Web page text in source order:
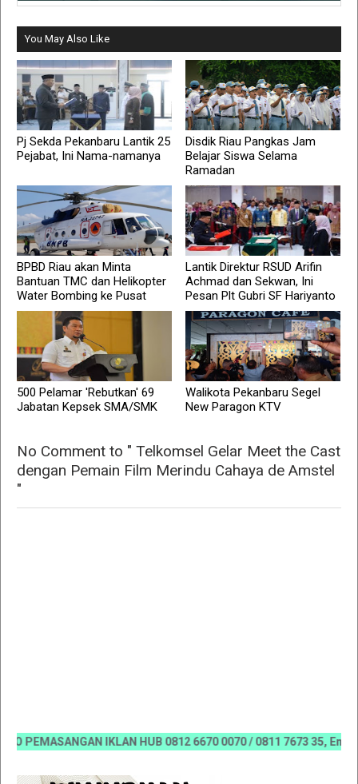
You May Also Like
Pj Sekda Pekanbaru Lantik 25
Pejabat, Ini Nama-namanya
Disdik Riau Pangkas Jam
Belajar Siswa Selama
Ramadan
BPBD Riau akan Minta
Bantuan TMC dan Helikopter
Water Bombing ke Pusat
Lantik Direktur RSUD Arifin
Achmad dan Sekwan, Ini
Pesan Plt Gubri SF Hariyanto
500 Pelamar 'Rebutkan' 69
Jabatan Kepsek SMA/SMK
Walikota Pekanbaru Segel
New Paragon KTV
No Comment to " Telkomsel Gelar Meet the Cast
dengan Pemain Film Merindu Cahaya de Amstel
"
PEMASANGAN IKLAN HUB 0812 6670 0070 / 0811 7673 35,